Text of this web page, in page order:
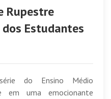
Rupestre
Estudantes
do Ensino Médio
em uma emocionante